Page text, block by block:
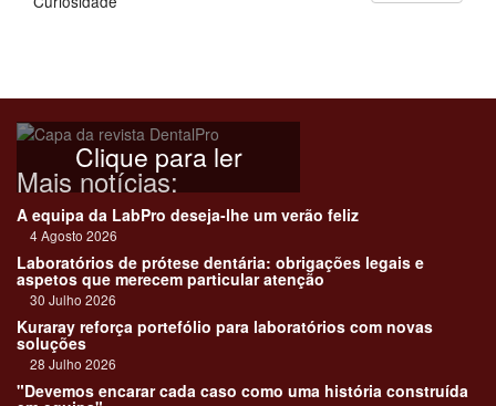
Clique para ler
Mais notícias:
A equipa da LabPro deseja-lhe um verão feliz
4 Agosto 2026
Laboratórios de prótese dentária: obrigações legais e
aspetos que merecem particular atenção
30 Julho 2026
Kuraray reforça portefólio para laboratórios com novas
soluções
28 Julho 2026
"Devemos encarar cada caso como uma história construída